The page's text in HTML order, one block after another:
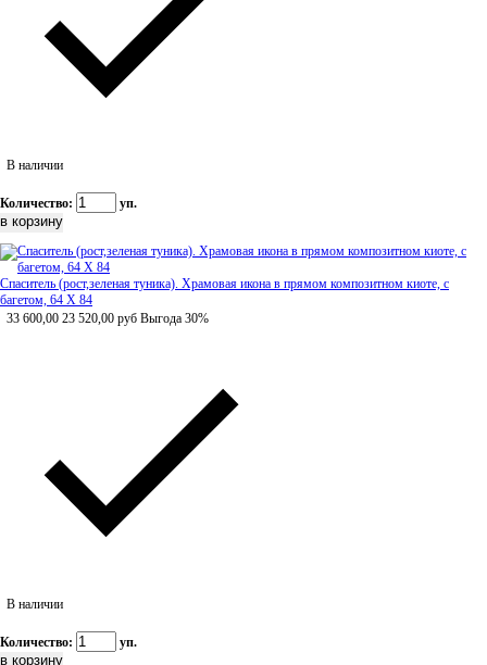
В наличии
Количество: уп.
Спаситель (рост,зеленая туника). Храмовая икона в прямом композитном киоте, с
багетом, 64 Х 84
33 600,00 23 520,00 руб Выгода 30%
В наличии
Количество: уп.